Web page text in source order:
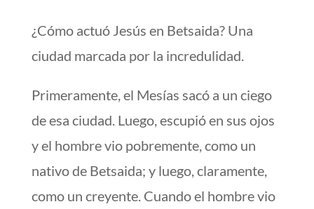
¿Cómo actuó Jesús en Betsaida? Una
ciudad marcada por la incredulidad.
Primeramente, el Mesías sacó a un ciego
de esa ciudad. Luego, escupió en sus ojos
y el hombre vio pobremente, como un
nativo de Betsaida; y luego, claramente,
como un creyente. Cuando el hombre vio